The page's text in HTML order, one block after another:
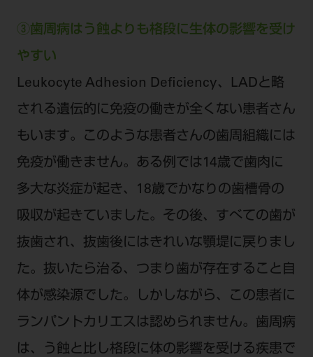
③歯周病はう蝕よりも格段に生体の影響を受け
やすい
Leukocyte Adhesion Deficiency、LADと略
される遺伝的に免疫の働きが全くない患者さん
もいます。このような患者さんの歯周組織には
免疫が働きません。ある例では14歳で歯肉に
多大な炎症が起き、18歳でかなりの歯槽骨の
吸収が起きていました。その後、すべての歯が
抜歯され、抜歯後にはきれいな顎堤に戻りまし
た。抜いたら治る、つまり歯が存在すること自
体が感染源でした。しかしながら、この患者に
ランパントカリエスは認められません。歯周病
は、う蝕と比し格段に体の影響を受ける疾患で